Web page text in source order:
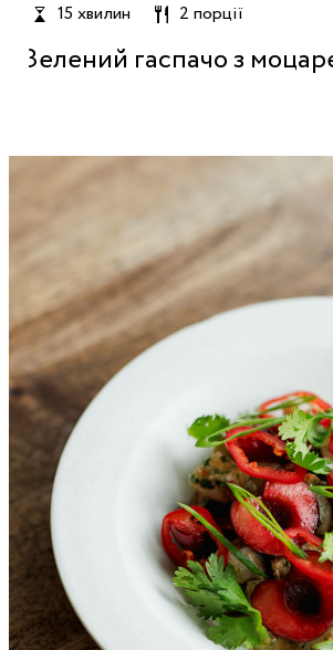
15 хвилин 2 порції
Зелений гаспачо з